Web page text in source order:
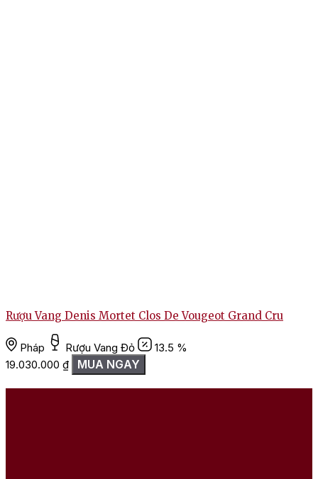
Rượu Vang Denis Mortet Clos De Vougeot Grand Cru
Pháp Rượu Vang Đỏ
13.5 %
19.030.000 ₫ MUA NGAY